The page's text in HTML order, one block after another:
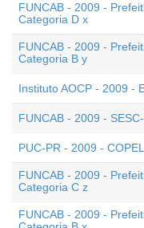
FUNCAB - 2009 -
Categoria D x
FUNCAB - 2009 -
Categoria B y
Instituto AOCP - 2009 -
FUNCAB - 2009 -
PUC-PR - 2009 -
FUNCAB - 2009 -
Categoria C z
FUNCAB - 2009 -